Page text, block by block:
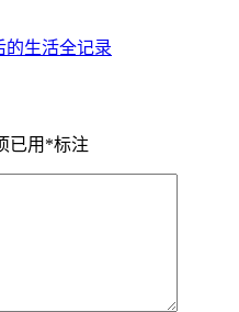
的生活全记录
已用 *标注